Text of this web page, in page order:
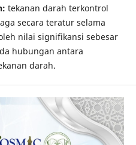
tekanan darah terkontrol
secara teratur selama
nilai signifikansi sebesar
hubungan antara
darah.